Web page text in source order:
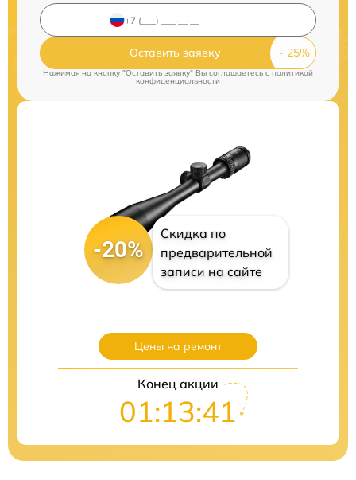
Оставить заявку
Нажимая на кнопку "Оставить заявку" Вы соглашаетесь cполитикой
конфиденциальности
-20%
Скидка по
предварительной
записи на сайте
Цены на ремонт
Конец акции
01:13:41